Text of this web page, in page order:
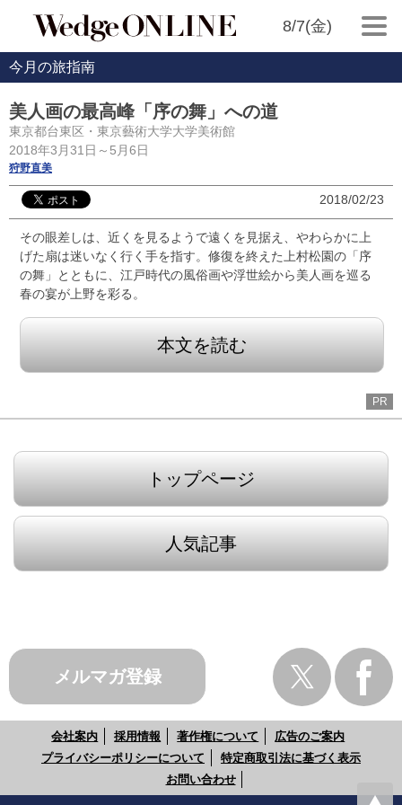
8/7(金)
今月の旅指南
美人画の最高峰「序の舞」への道
東京都台東区・東京藝術大学大学美術館
2018年3月31日～5月6日
狩野直美
2018/02/23
その眼差しは、近くを見るようで遠くを見据え、やわらかに上
げた扇は迷いなく行く手を指す。修復を終えた上村松園の「序
の舞」とともに、江戸時代の風俗画や浮世絵から美人画を巡る
春の宴が上野を彩る。
本文を読む
PR
トップページ
人気記事
メルマガ登録
会社案内 採用情報 著作権について
広告のご案内
プライバシーポリシーについて
特定商取引法に基づく表示
お問い合わせ